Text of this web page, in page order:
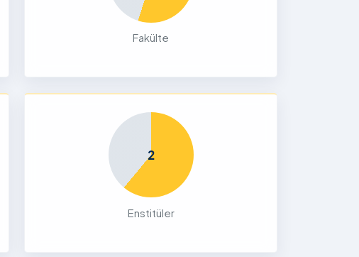
Fakülte
2
Enstitüler